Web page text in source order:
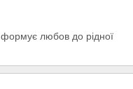
формує любов до рідної